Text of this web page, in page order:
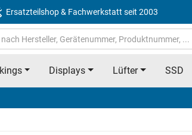
Ersatzteilshop & Fachwerkstatt seit 2003
Displays Lüfter SSD